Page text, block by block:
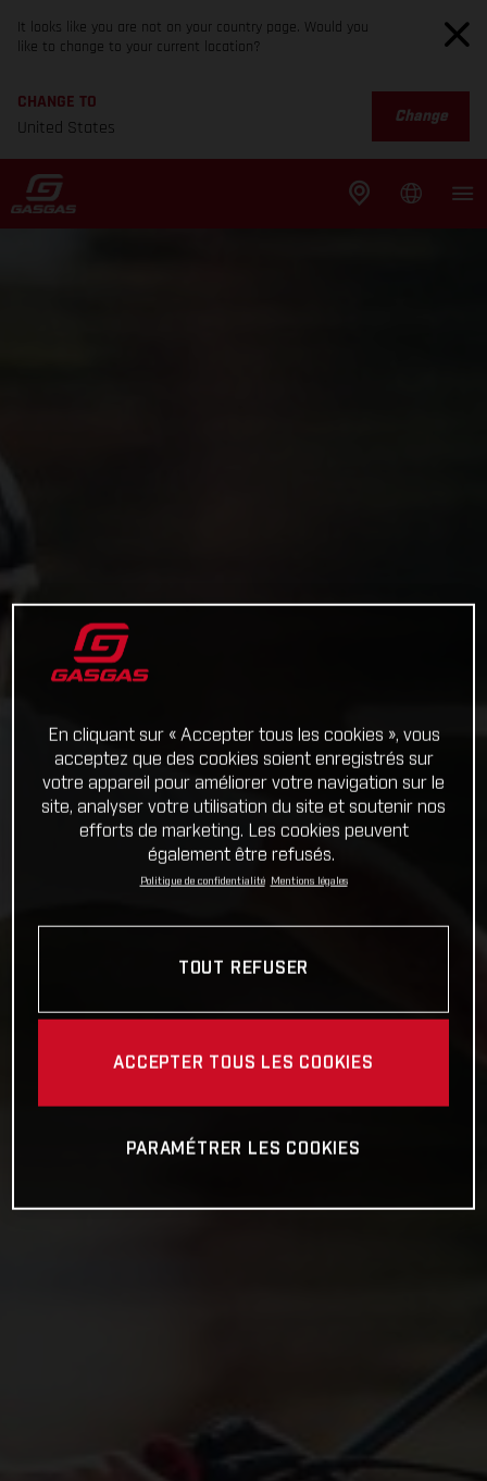
It looks like you are not on your country page. Would you
like to change to your current location?
CHANGE TO
United States
Change
En cliquant sur « Accepter tous les cookies », vous
acceptez que des cookies soient enregistrés sur
votre appareil pour améliorer votre navigation sur le
site, analyser votre utilisation du site et soutenir nos
efforts de marketing. Les cookies peuvent
également être refusés.
Politique de confidentialité Mentions légales
TOUT REFUSER
ACCEPTER TOUS LES COOKIES
PARAMÉTRER LES COOKIES